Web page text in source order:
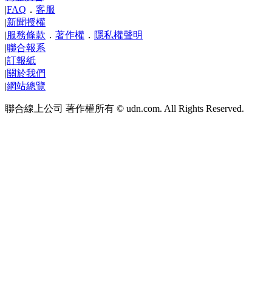
|FAQ ． 客服
|新聞授權
|服務條款 ． 著作權 ． 隱私權聲明
|聯合報系
|訂報紙
|關於我們
|網站總覽
聯合線上公司 著作權所有 © udn.com. All Rights Reserved.